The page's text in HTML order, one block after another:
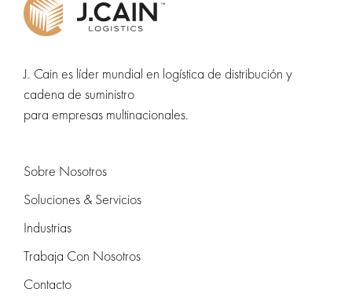
J. Cain es líder mundial en logística de distribución y
cadena de suministro
para empresas multinacionales.
Sobre Nosotros
Soluciones & Servicios
Industrias
Trabaja Con Nosotros
Contacto